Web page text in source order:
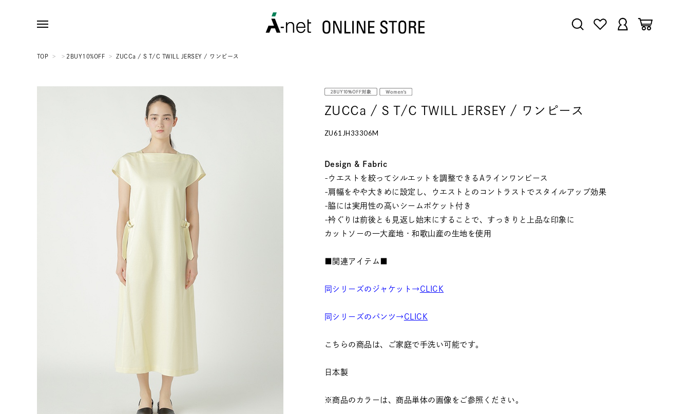
TOP > > 2BUY10%OFF > ZUCCa / S T/C TWILL JERSEY / ワンピース
ZUCCa / S T/C TWILL JERSEY / ワンピース
ZU61JH33306M
Design & Fabric
-ウエストを絞ってシルエットを調整できるAラインワンピース
-肩幅をやや大きめに設定し、ウエストとのコントラストでスタイルアップ効果
-脇には実用性の高いシームポケット付き
-衿ぐりは前後とも見返し始末にすることで、すっきりと上品な印象に
カットソーの一大産地・和歌山産の生地を使用
■関連アイテム■
同シリーズのジャケット→ CLICK
同シリーズのパンツ→ CLICK
こちらの商品は、ご家庭で手洗い可能です。
日本製
※商品のカラーは、商品単体の画像をご参照ください。